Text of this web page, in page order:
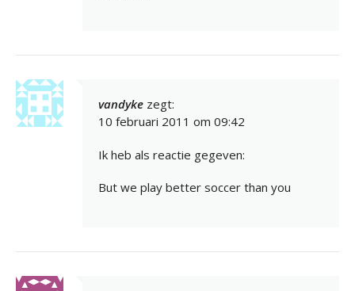
vandyke zegt:
10 februari 2011 om 09:42
Ik heb als reactie gegeven:
But we play better soccer than you